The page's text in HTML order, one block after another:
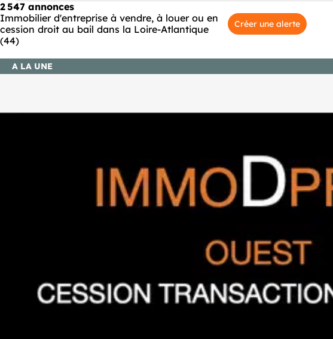
2 547 annonces
Immobilier d'entreprise à vendre, à louer ou en
cession droit au bail dans la Loire-Atlantique
(44)
Créer une alerte
A LA UNE